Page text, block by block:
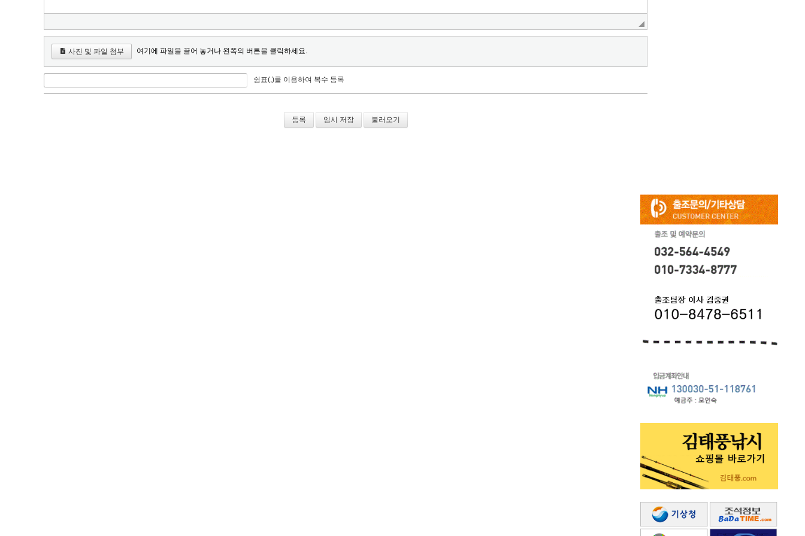
사진 및 파일 첨부 여기에 파일을 끌어 놓거나 왼쪽의 버튼을 클릭하세요.
쉼표(,)를 이용하여 복수 등록
임시 저장 불러오기